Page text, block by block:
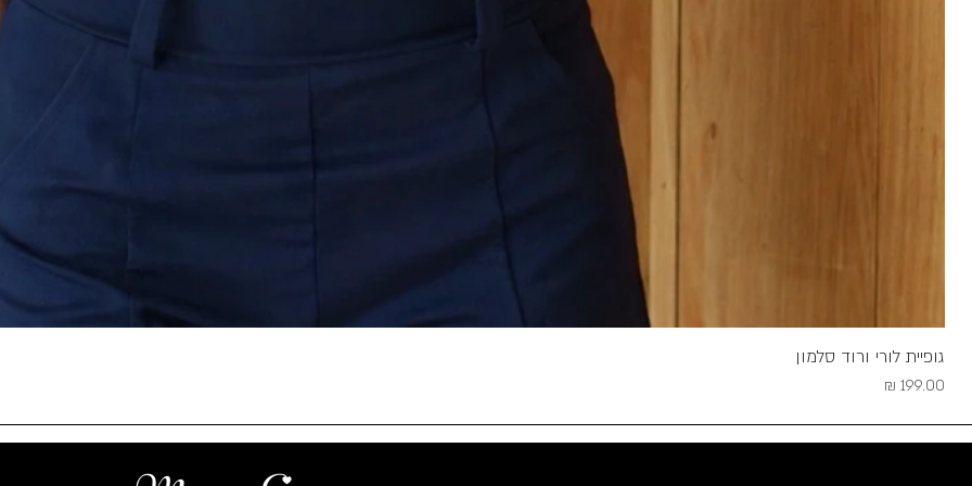
גופיית לורי ורוד סלמון
מחיר